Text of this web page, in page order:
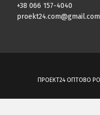
+38 066 157-4040
proekt24.com@gmail.com